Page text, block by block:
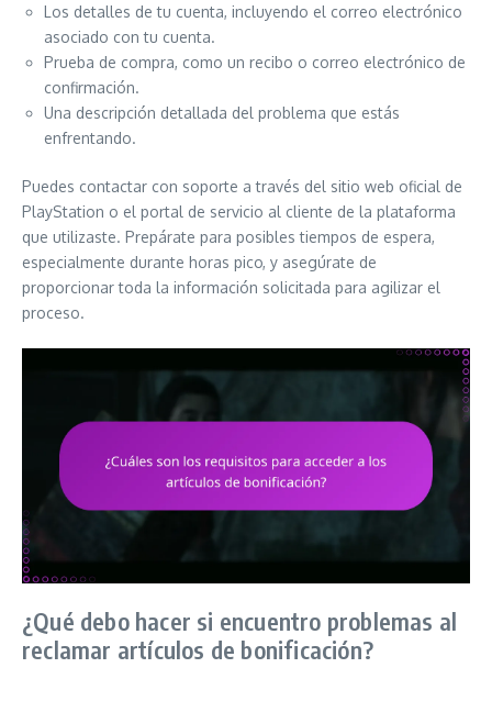
Los detalles de tu cuenta, incluyendo el correo electrónico
asociado con tu cuenta.
Prueba de compra, como un recibo o correo electrónico de
confirmación.
Una descripción detallada del problema que estás
enfrentando.
Puedes contactar con soporte a través del sitio web oficial de
PlayStation o el portal de servicio al cliente de la plataforma
que utilizaste. Prepárate para posibles tiempos de espera,
especialmente durante horas pico, y asegúrate de
proporcionar toda la información solicitada para agilizar el
proceso.
¿Qué debo hacer si encuentro problemas al
reclamar artículos de bonificación?